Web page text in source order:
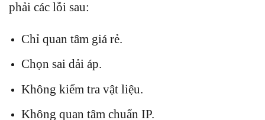
phải các lỗi sau:
Chỉ quan tâm giá rẻ.
Chọn sai dải áp.
Không kiểm tra vật liệu.
Không quan tâm chuẩn IP.